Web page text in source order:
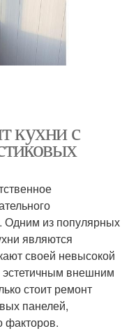
кухни с
Одним из популярных
являются
своей невысокой
эстетичным внешним
стоит ремонт
панелей,
факторов.